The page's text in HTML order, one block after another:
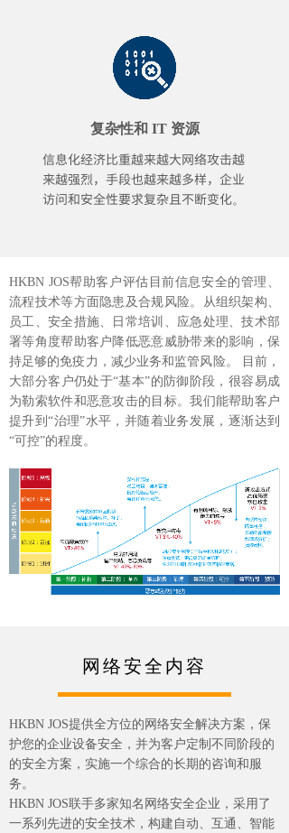
信息化经济比重越来越大网络攻击越
来越强烈，手段也越来越多样， 企业
访问和安全性要求复杂且不断变化。
复杂性和 IT 资源
HKBN JOS帮助客户评估目前信息安全的管理、
流程技术等方面隐患及合规风险。从组织架构、
员工、安全措施、日常培训、应急处理、技术部
署等角度帮助客户降低恶意威胁带来的影响，保
持足够的免疫力，减少业务和监管风险。
目前，
大部分客户仍处于“基本”的防御阶段，很容易成
为勒索软件和恶意攻击的目标。我们能帮助客户
提升到“治理”水平，并随着业务发展，逐渐达到
“可控”的程度。
HKBN JOS提供全方位的网络安全解决方案，保
护您的企业设备安全，并为客户定制不同阶段的
的安全方案，实施一个综合的长期的咨询和服
务。
HKBN JOS联手多家知名网络安全企业，采用了
一系列先进的安全技术，构建自动、互通、智能
网络安全内容